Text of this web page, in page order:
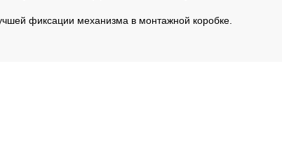
фиксации механизма в монтажной коробке.